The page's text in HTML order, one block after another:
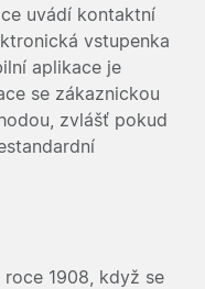
uvádí kontaktní
vstupenka
aplikace je
se zákaznickou
zvlášť pokud
1908, když se